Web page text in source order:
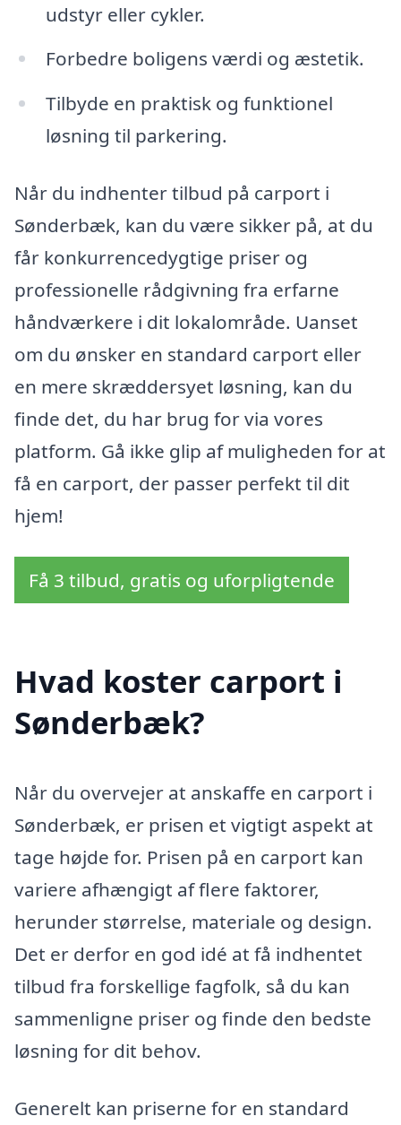
udstyr eller cykler.
Forbedre boligens værdi og æstetik.
Tilbyde en praktisk og funktionel
løsning til parkering.
Når du indhenter tilbud på carport i
Sønderbæk, kan du være sikker på, at du
får konkurrencedygtige priser og
professionelle rådgivning fra erfarne
håndværkere i dit lokalområde. Uanset
om du ønsker en standard carport eller
en mere skræddersyet løsning, kan du
finde det, du har brug for via vores
platform. Gå ikke glip af muligheden for at
få en carport, der passer perfekt til dit
hjem!
Få 3 tilbud, gratis og uforpligtende
Hvad koster carport i
Sønderbæk?
Når du overvejer at anskaffe en carport i
Sønderbæk, er prisen et vigtigt aspekt at
tage højde for. Prisen på en carport kan
variere afhængigt af flere faktorer,
herunder størrelse, materiale og design.
Det er derfor en god idé at få indhentet
tilbud fra forskellige fagfolk, så du kan
sammenligne priser og finde den bedste
løsning for dit behov.
Generelt kan priserne for en standard